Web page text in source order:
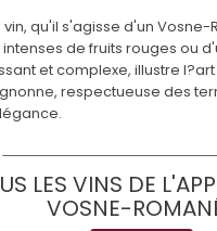
qu'il s'agisse d'un Vosne-
de fruits rouges ou
et complexe, illustre
respectueuse des
LES VINS DE
VOSNE-